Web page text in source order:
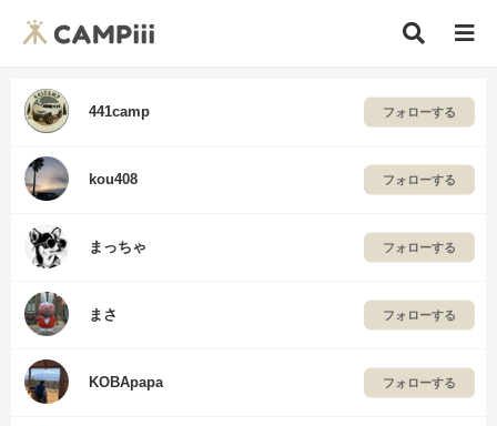
441camp フォローする
kou408 フォローする
まっちゃ フォローする
まさ フォローする
KOBApapa フォローする